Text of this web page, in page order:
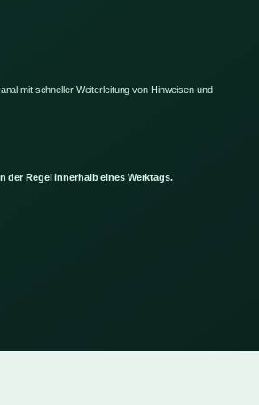
mit schneller Weiterleitung von Hinweisen und
der Regel innerhalb eines Werktags.